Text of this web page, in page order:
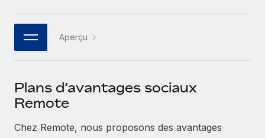
Connectez n'importe quel outil d’IA à Remote grâce à
notre MCP
Rationalisez vos processus avec des outils essentiels
SERVICES
Entreprise
Les RH à l’international pour les grandes entreprises
Partenaires stratégiques de la tech
Intégrez les RH à l’international de manière flexible
Devenir partenaire
Checklists et modèles
Descriptions de postes
Événements
日本語
한국어
Aperçu
Plans d’avantages sociaux
Remote
Chez Remote, nous proposons des avantages